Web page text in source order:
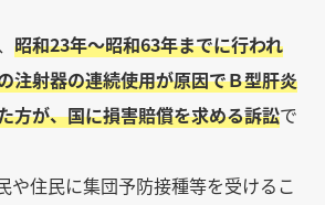
昭和23年～昭和63年までに行われ
注射器の連続使用が原因でＢ型肝炎
方が、国に損害賠償を求める訴訟で
や住民に集団予防接種等を受けるこ